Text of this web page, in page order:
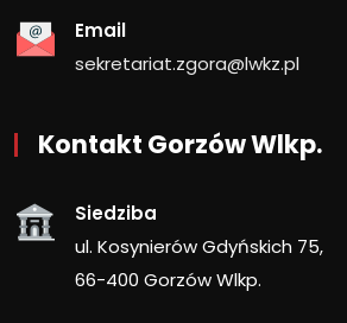
Email
sekretariat.zgora@lwkz.pl
Kontakt Gorzów Wlkp.
Siedziba
ul. Kosynierów Gdyńskich 75,
66-400 Gorzów Wlkp.